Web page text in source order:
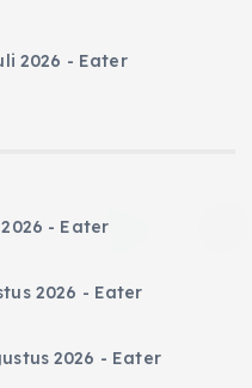
2026 - Eater
- Eater
2026 - Eater
2026 - Eater